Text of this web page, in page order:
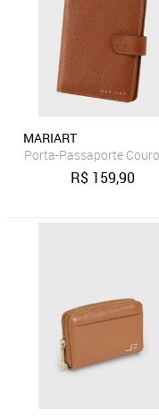
MARIART
Porta-Passaporte
R$ 159,90